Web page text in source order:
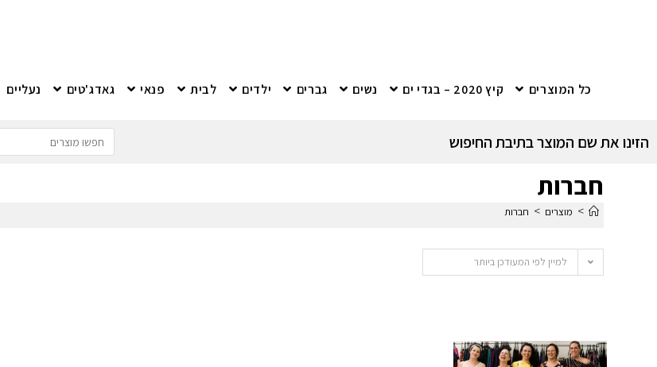
כל המוצרים קיץ 2020 – בגדי ים נשים גברים ילדים לבית פנאי גאדג'טים נעליים
הזינו את שם המוצר בתיבת החיפוש
חברות
> מוצרים > חברות
למיין לפי המעודכן ביותר